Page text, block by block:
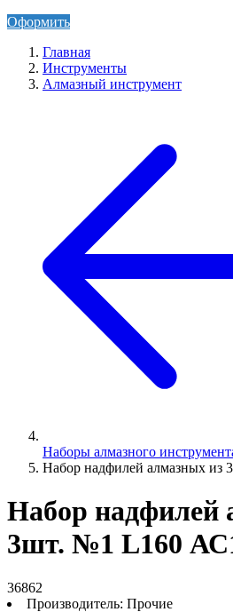
Оформить
Главная
Инструменты
Алмазный инструмент
Наборы алмазного
Набор надфилей алмазных
Набор надфилей
3шт. №1 L160
36862
Производитель: Прочие